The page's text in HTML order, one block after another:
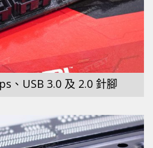
、USB 3.0 及 2.0 針腳